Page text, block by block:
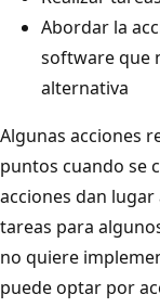
Abordar la
software que
alternativa
Algunas acciones
puntos cuando se
acciones dan
tareas para
no quiere
puede optar por